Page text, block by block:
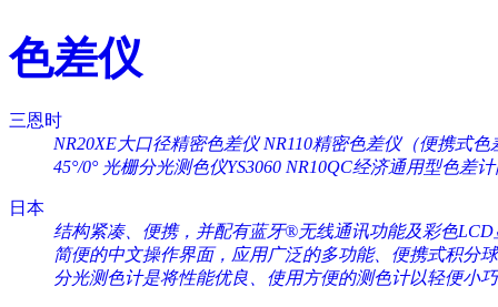
色差仪
三恩时
NR20XE大口径精密色差仪 NR110精密色差仪（便携式色
45°/0° 光栅分光测色仪YS3060 NR10QC经济通用型色差
日本
结构紧凑、便携，并配有蓝牙®无线通讯功能及彩色LCD
简便的中文操作界面，应用广泛的多功能、便携式积分
分光测色计是将性能优良、使用方便的测色计以轻便小